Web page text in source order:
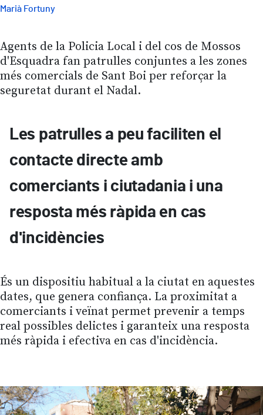
Marià Fortuny
Agents de la Policia Local i del cos de Mossos
d'Esquadra fan patrulles conjuntes a les zones
més comercials de Sant Boi per reforçar la
seguretat durant el Nadal.
Les patrulles a peu faciliten el
contacte directe amb
comerciants i ciutadania i una
resposta més ràpida en cas
d'incidències
És un dispositiu habitual a la ciutat en aquestes
dates, que genera confiança. La proximitat a
comerciants i veïnat permet prevenir a temps
real possibles delictes i garanteix una resposta
més ràpida i efectiva en cas d'incidència.